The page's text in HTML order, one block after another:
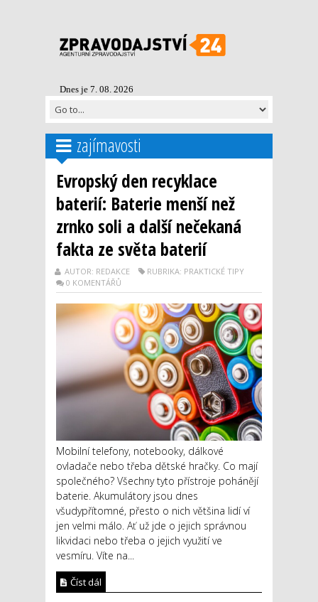
Dnes je 7. 08. 2026
zajímavosti
Evropský den recyklace
baterií: Baterie menší než
zrnko soli a další nečekaná
fakta ze světa baterií
AUTOR: REDAKCE
RUBRIKA: PRAKTICKÉ TIPY
0 KOMENTÁŘŮ
Mobilní telefony, notebooky, dálkové
ovladače nebo třeba dětské hračky. Co mají
společného? Všechny tyto přístroje pohánějí
baterie. Akumulátory jsou dnes
všudypřítomné, přesto o nich většina lidí ví
jen velmi málo. Ať už jde o jejich správnou
likvidaci nebo třeba o jejich využití ve
vesmíru. Víte na...
Číst dál